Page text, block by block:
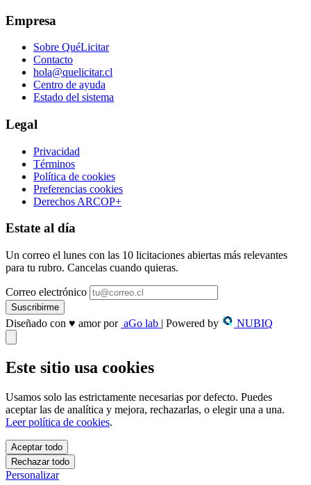
Empresa
Sobre QuéLicitar
Contacto
hola@quelicitar.cl
Centro de ayuda
Estado del sistema
Legal
Privacidad
Términos
Política de cookies
Preferencias cookies
Derechos ARCOP+
Estate al día
Un correo el lunes con las 10 licitaciones abiertas más relevantes
para tu rubro. Cancelas cuando quieras.
Correo electrónico
Suscribirme
Diseñado con ♥ amorpor aGo lab | Powered by NUBIQ
Este sitio usa cookies
Usamos solo las estrictamente necesarias por defecto. Puedes
aceptar las de analítica y mejora, rechazarlas, o elegir una a una.
Leer política de cookies.
Aceptar todo
Rechazar todo
Personalizar